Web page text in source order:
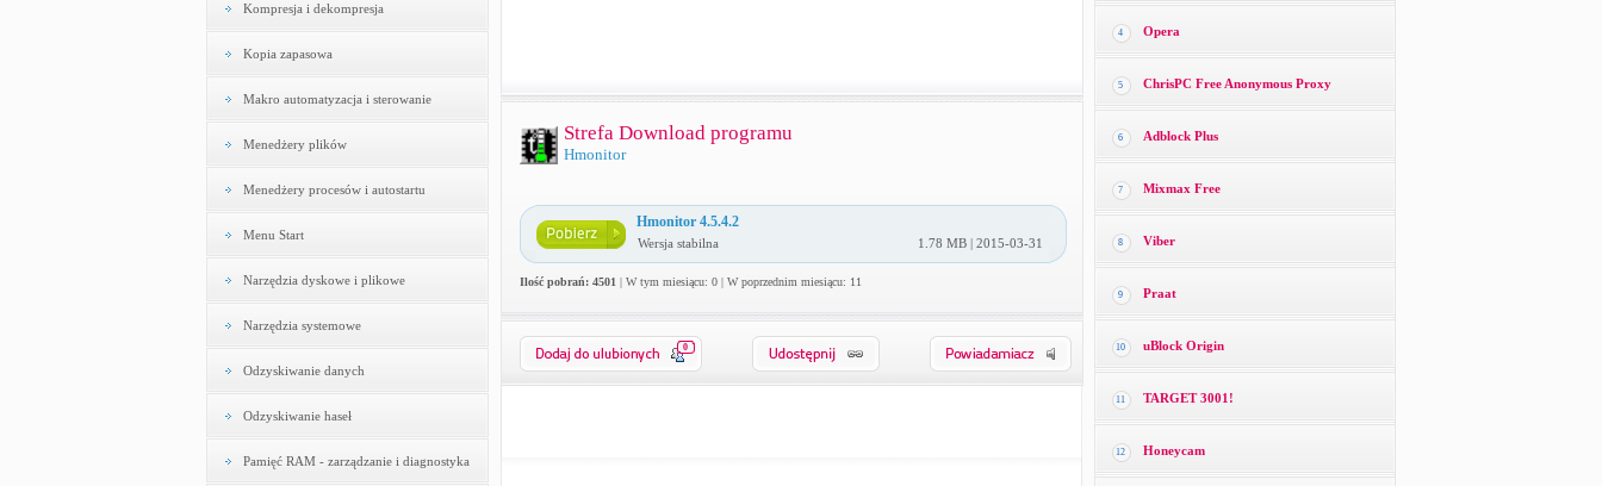
Kompresja i dekompresja
Kopia zapasowa
Makro automatyzacja i sterowanie
Menedżery plików
Menedżery procesów i autostartu
Menu Start
Narzędzia dyskowe i plikowe
Narzędzia systemowe
Odzyskiwanie danych
Odzyskiwanie haseł
Pamięć RAM - zarządzanie i diagnostyka
Strefa Download programu
Hmonitor
Hmonitor 4.5.4.2
Wersja stabilna 1.78 MB | 2015-03-31
Ilość pobrań: 4501 | W tym miesiącu: 0 | W poprzednim miesiącu: 11
0
4 Opera
5 ChrisPC Free Anonymous Proxy
6 Adblock Plus
7 Mixmax Free
8 Viber
9 Praat
10 uBlock Origin
11 TARGET 3001!
12 Honeycam